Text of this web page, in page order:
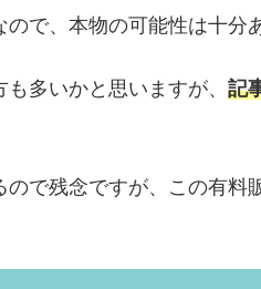
で、本物の可能性は十分
多いかと思いますが、 記
で残念ですが、この有料